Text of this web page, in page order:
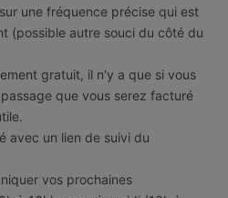
une fréquence précise qui est
(possible autre souci du côté du
gratuit, il n'y a que si vous
que vous serez facturé
avec un lien de suivi du
vos prochaines